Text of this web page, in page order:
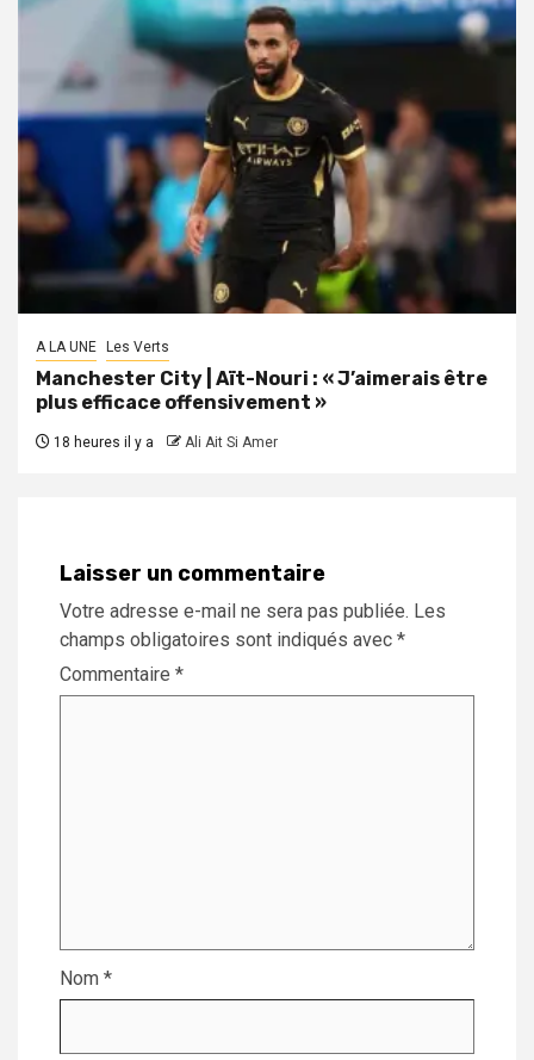
A LA UNE Les Verts
Manchester City | Aït-Nouri : « J’aimerais être
plus efficace offensivement »
18 heures il y a Ali Ait Si Amer
Laisser un commentaire
Votre adresse e-mail ne sera pas publiée. Les
champs obligatoires sont indiqués avec *
Commentaire *
Nom *